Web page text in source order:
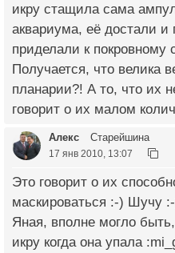
икру стащила сама
аквариума, её достали
приделали к покровному
Получается, что велика
планарии?! А то, что их
говорит о их малом
Алекс Старейшина
17 янв 2010, 13:07
Это говорит о их
маскироваться :-) Шучу
Яная, вполне могло
икру когда она упала